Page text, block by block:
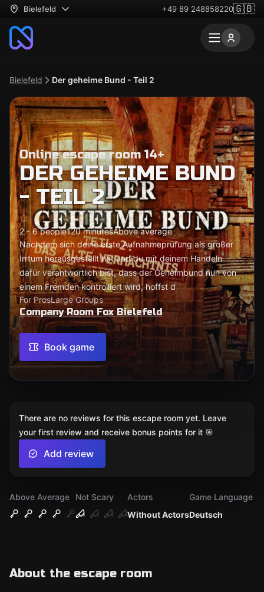
Bielefeld +49 89 248858220🇬🇧
Bielefeld Der geheime Bund - Teil 2
Online escape room 14+
DER GEHEIME BUND
- TEIL 2
2 - 6 people120 minutesAbove average
Nachdem sich deine erste Aufnahmeprüfung als großer
Irrtum herausgestellt hat und du mit deinem Handeln
dafür verantwortlich bist, dass der Geheimbund nun von
einem Fremden kontrolliert wird, hoffst d
For ProsLarge Groups
Company Room Fox Bielefeld
Book game
Above Average
Not Scary
Without Actors
Actors
Deutsch
Game Language
About the escape room
There are no reviews for this escape room yet. Leave
your first review and receive bonus points for it 🎯
Add review